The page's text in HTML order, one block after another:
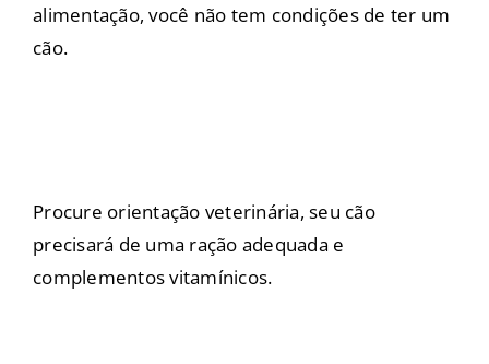
alimentação, você não tem condições de ter um
cão.
Procure orientação veterinária, seu cão
precisará de uma ração adequada e
complementos vitamínicos.